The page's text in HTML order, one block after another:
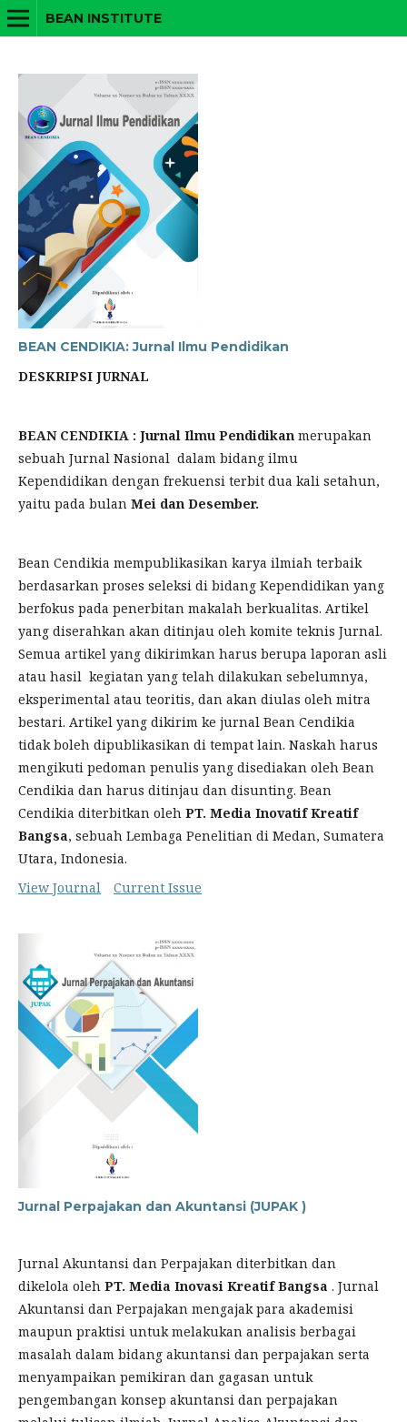
BEAN INSTITUTE
BEAN CENDIKIA: Jurnal Ilmu Pendidikan
DESKRIPSI JURNAL
BEAN CENDIKIA : Jurnal Ilmu Pendidikan merupakan
sebuah Jurnal Nasional dalam bidang ilmu
Kependidikan dengan frekuensi terbit dua kali setahun,
yaitu pada bulan Mei dan Desember.
Bean Cendikia mempublikasikan karya ilmiah terbaik
berdasarkan proses seleksi di bidang Kependidikan yang
berfokus pada penerbitan makalah berkualitas. Artikel
yang diserahkan akan ditinjau oleh komite teknis Jurnal.
Semua artikel yang dikirimkan harus berupa laporan asli
atau hasil kegiatan yang telah dilakukan sebelumnya,
eksperimental atau teoritis, dan akan diulas oleh mitra
bestari. Artikel yang dikirim ke jurnal Bean Cendikia
tidak boleh dipublikasikan di tempat lain. Naskah harus
mengikuti pedoman penulis yang disediakan oleh Bean
Cendikia dan harus ditinjau dan disunting. Bean
Cendikia diterbitkan oleh PT. Media Inovatif Kreatif
Bangsa, sebuah Lembaga Penelitian di Medan, Sumatera
Utara, Indonesia.
View Journal
Current Issue
Jurnal Perpajakan dan Akuntansi (JUPAK )
Jurnal Akuntansi dan Perpajakan diterbitkan dan
dikelola oleh PT. Media Inovasi Kreatif Bangsa . Jurnal
Akuntansi dan Perpajakan mengajak para akademisi
maupun praktisi untuk melakukan analisis berbagai
masalah dalam bidang akuntansi dan perpajakan serta
menyampaikan pemikiran dan gagasan untuk
pengembangan konsep akuntansi dan perpajakan